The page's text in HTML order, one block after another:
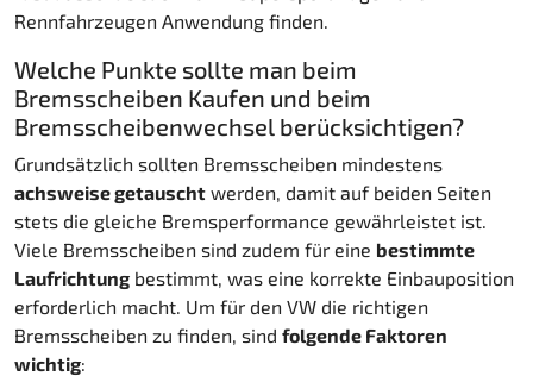
Rennfahrzeugen Anwendung finden.
Welche Punkte sollte man beim
Bremsscheiben Kaufen und beim
Bremsscheibenwechsel berücksichtigen?
Grundsätzlich sollten Bremsscheiben mindestens
achsweise getauscht werden, damit auf beiden Seiten
stets die gleiche Bremsperformance gewährleistet ist.
Viele Bremsscheiben sind zudem für eine bestimmte
Laufrichtung bestimmt, was eine korrekte Einbauposition
erforderlich macht. Um für den VW die richtigen
Bremsscheiben zu finden, sind folgende Faktoren
wichtig: